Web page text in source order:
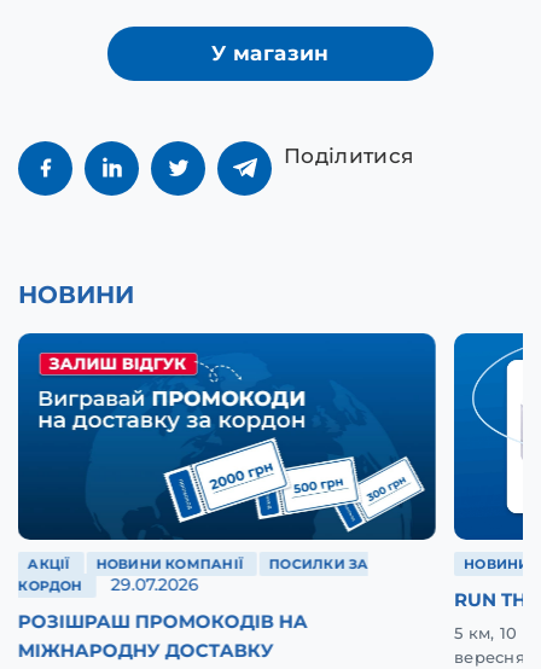
У магазин
Поділитися
НОВИНИ
АКЦІЇ НОВИНИ КОМПАНІЇ
ПОСИЛКИ ЗА
КОРДОН
29.07.2026
РОЗІШРАШ ПРОМОКОДІВ НА
МІЖНАРОДНУ ДОСТАВКУ
НОВИНИ
RUN
5 км, 10
вересня